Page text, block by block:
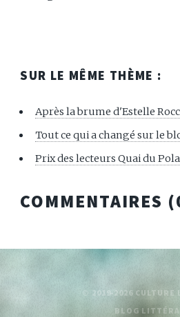
SUR LE MÊME THÈME :
Après la brume d'Estelle
Tout ce qui a changé sur le
Prix des lecteurs Quai du
COMMENTAIRES (
© 2019-2026 CULTURE
BLOG